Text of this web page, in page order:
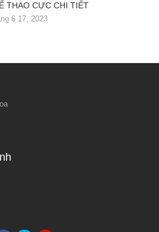
THAO CỰC CHI TIẾT
6 17, 2023